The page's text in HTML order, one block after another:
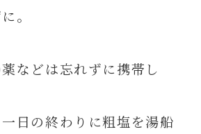
。
などは忘れずに携帯し
日の終わりに粗塩を湯船